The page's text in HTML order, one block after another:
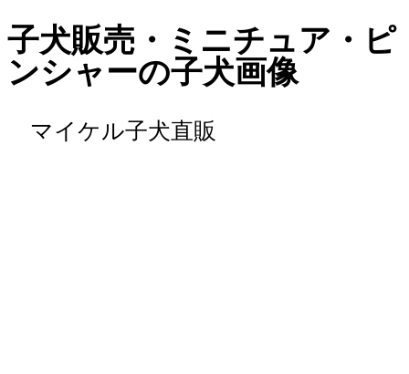
子犬販売・ミニチュア・ピ
ンシャーの子犬画像
マイケル子犬直販